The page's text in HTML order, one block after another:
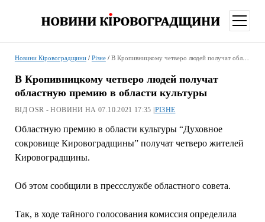
меню
Новини Кіровоградщини/ Різне/ В Кропивницкому четверо людей получат областную премию в области культуры
В Кропивницкому четверо людей получат
областную премию в области культуры
ВІД OSR - НОВИНИ НА 07.10.2021 17:35 |РІЗНЕ
Областную премию в области культуры “Духовное
сокровище Кировоградщины” получат четверо жителей
Кировоградщины.
Об этом сообщили в прессслужбе областного совета.
Так, в ходе тайного голосования комиссия определила